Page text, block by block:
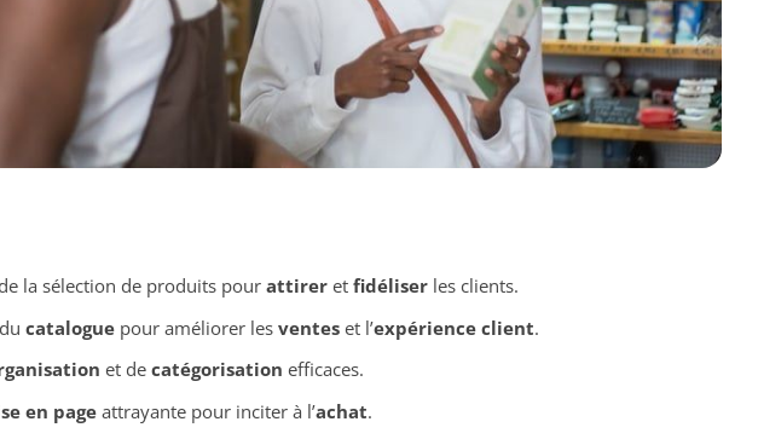
la sélection de produits pour attireret fidéliserles clients.
cataloguepour améliorer les venteset l’expérience client.
et de catégorisation efficaces.
en pageattrayante pour inciter à l’achat.